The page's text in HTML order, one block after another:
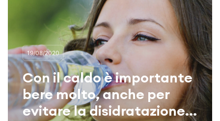
19/08/2020
Con il caldo è importante
bere molto, anche per
evitare la disidratazione...